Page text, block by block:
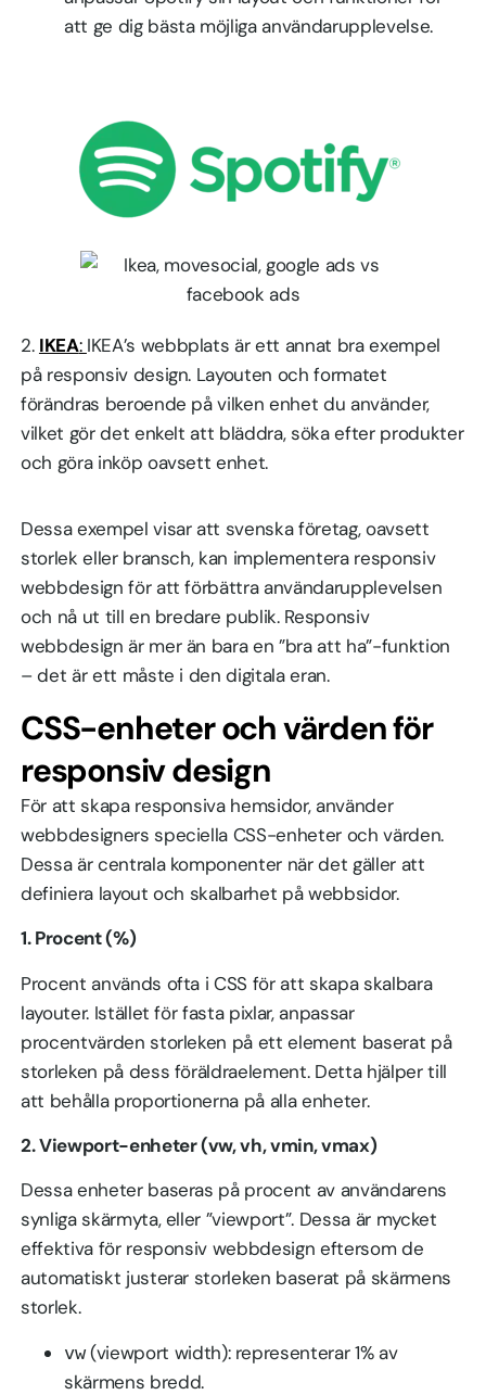
att ge dig bästa möjliga användarupplevelse.
2. IKEA: IKEA’s webbplats är ett annat bra exempel
på responsiv design. Layouten och formatet
förändras beroende på vilken enhet du använder,
vilket gör det enkelt att bläddra, söka efter produkter
och göra inköp oavsett enhet.
Dessa exempel visar att svenska företag, oavsett
storlek eller bransch, kan implementera responsiv
webbdesign för att förbättra användarupplevelsen
och nå ut till en bredare publik. Responsiv
webbdesign är mer än bara en ”bra att ha”-funktion
– det är ett måste i den digitala eran.
CSS-enheter och värden för
responsiv design
För att skapa responsiva hemsidor, använder
webbdesigners speciella CSS-enheter och värden.
Dessa är centrala komponenter när det gäller att
definiera layout och skalbarhet på webbsidor.
1. Procent (%)
Procent används ofta i CSS för att skapa skalbara
layouter. Istället för fasta pixlar, anpassar
procentvärden storleken på ett element baserat på
storleken på dess föräldraelement. Detta hjälper till
att behålla proportionerna på alla enheter.
2. Viewport-enheter (vw, vh, vmin, vmax)
Dessa enheter baseras på procent av användarens
synliga skärmyta, eller ”viewport”. Dessa är mycket
effektiva för responsiv webbdesign eftersom de
automatiskt justerar storleken baserat på skärmens
storlek.
vw(viewport width): representerar 1% av
skärmens bredd.